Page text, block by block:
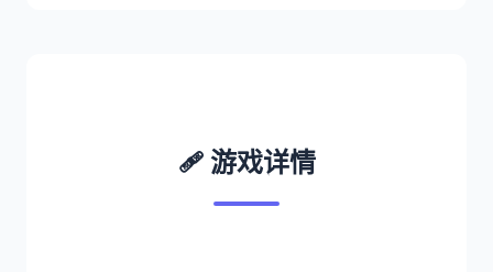
🩹 游戏详情